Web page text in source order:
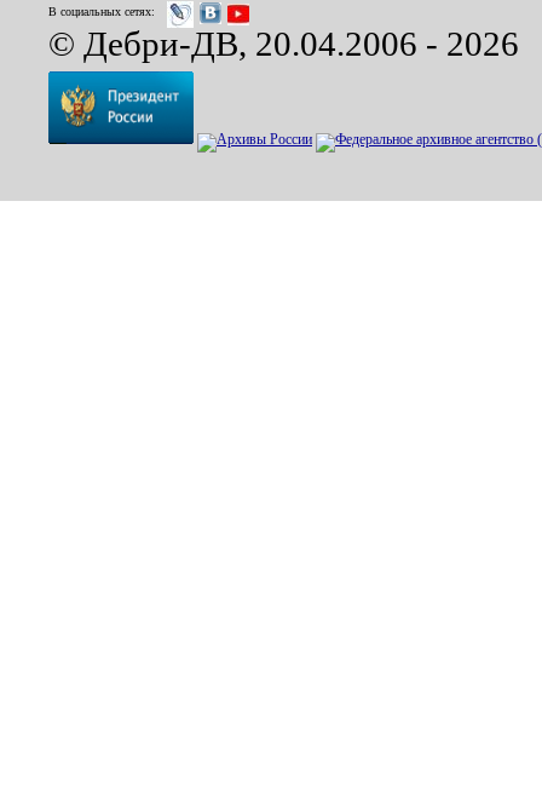
В социальных сетях:
© Дебри-ДВ, 20.04.2006 - 2026